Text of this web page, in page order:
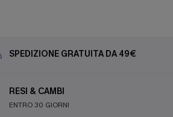
SPEDIZIONE GRATUITA DA 49€
RESI & CAMBI
ENTRO 30 GIORNI